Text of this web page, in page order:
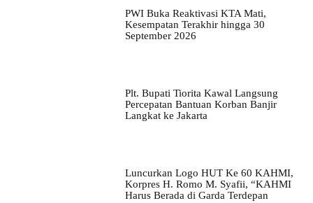
PWI Buka Reaktivasi KTA Mati,
Kesempatan Terakhir hingga 30
September 2026
Plt. Bupati Tiorita Kawal Langsung
Percepatan Bantuan Korban Banjir
Langkat ke Jakarta
Luncurkan Logo HUT Ke 60 KAHMI,
Korpres H. Romo M. Syafii, “KAHMI
Harus Berada di Garda Terdepan